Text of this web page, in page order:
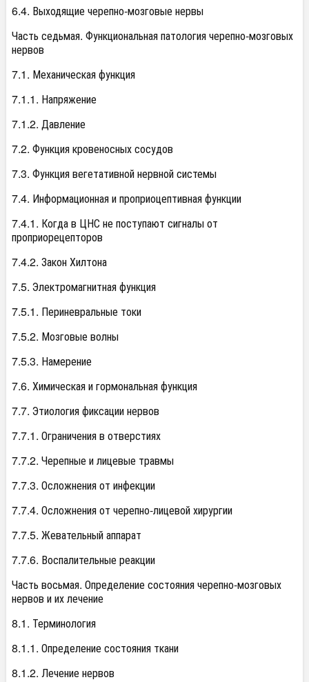
6.4. Выходящие черепно-мозговые нервы
Часть седьмая. Функциональная патология черепно-мозговых
нервов
7.1. Механическая функция
7.1.1. Напряжение
7.1.2. Давление
7.2. Функция кровеносных сосудов
7.3. Функция вегетативной нервной системы
7.4. Информационная и проприоцептивная функции
7.4.1. Когда в ЦНС не поступают сигналы от
проприорецепторов
7.4.2. Закон Хилтона
7.5. Электромагнитная функция
7.5.1. Периневральные токи
7.5.2. Мозговые волны
7.5.3. Намерение
7.6. Химическая и гормональная функция
7.7. Этиология фиксации нервов
7.7.1. Ограничения в отверстиях
7.7.2. Черепные и лицевые травмы
7.7.3. Осложнения от инфекции
7.7.4. Осложнения от черепно-лицевой хирургии
7.7.5. Жевательный аппарат
7.7.6. Воспалительные реакции
Часть восьмая. Определение состояния черепно-мозговых
нервов и их лечение
8.1. Терминология
8.1.1. Определение состояния ткани
8.1.2. Лечение нервов